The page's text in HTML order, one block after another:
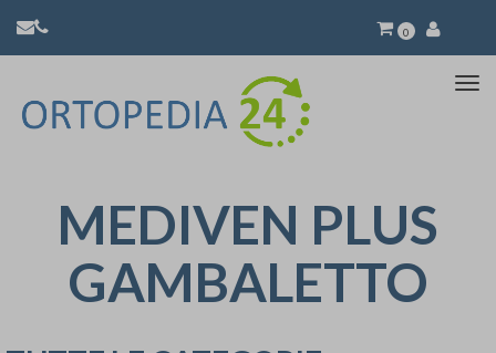
0
MEDIVEN PLUS
GAMBALETTO